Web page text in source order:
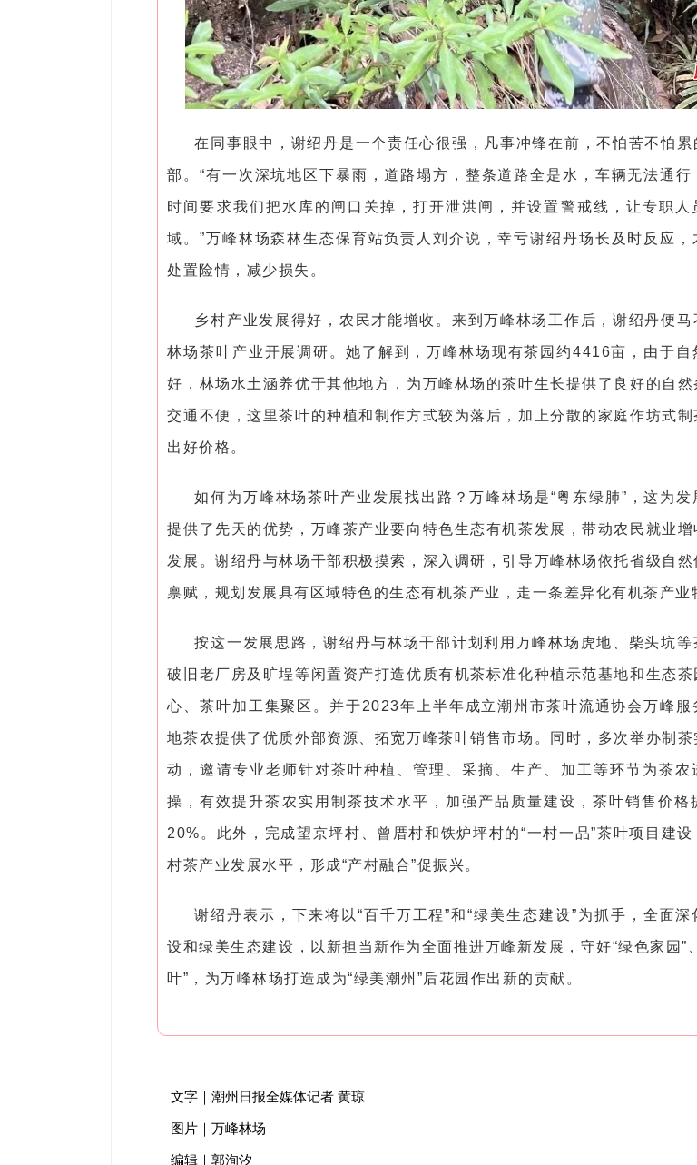
在同事眼中，谢绍丹是一个责任心很强，凡事冲锋在前，不怕苦不怕累
部。“有一次深坑地区下暴雨，道路塌方，整条道路全是水，车辆无法通行
时间要求我们把水库的闸口关掉，打开泄洪闸，并设置警戒线，让专职人
域。”万峰林场森林生态保育站负责人刘介说，幸亏谢绍丹场长及时反应，
处置险情，减少损失。
乡村产业发展得好，农民才能增收。来到万峰林场工作后，谢绍丹便马
林场茶叶产业开展调研。她了解到，万峰林场现有茶园约4416亩，由于自
好，林场水土涵养优于其他地方，为万峰林场的茶叶生长提供了良好的自然
交通不便，这里茶叶的种植和制作方式较为落后，加上分散的家庭作坊式制
出好价格。
如何为万峰林场茶叶产业发展找出路？万峰林场是“粤东绿肺”，这为发
提供了先天的优势，万峰茶产业要向特色生态有机茶发展，带动农民就业增
发展。谢绍丹与林场干部积极摸索，深入调研，引导万峰林场依托省级自然
禀赋，规划发展具有区域特色的生态有机茶产业，走一条差异化有机茶产业
按这一发展思路，谢绍丹与林场干部计划利用万峰林场虎地、柴头坑等
破旧老厂房及旷埕等闲置资产打造优质有机茶标准化种植示范基地和生态茶
心、茶叶加工集聚区。并于2023年上半年成立潮州市茶叶流通协会万峰服
地茶农提供了优质外部资源、拓宽万峰茶叶销售市场。同时，多次举办制茶
动，邀请专业老师针对茶叶种植、管理、采摘、生产、加工等环节为茶农
操，有效提升茶农实用制茶技术水平，加强产品质量建设，茶叶销售价格
20%。此外，完成望京坪村、曾厝村和铁炉坪村的“一村一品”茶叶项目建
村茶产业发展水平，形成“产村融合”促振兴。
谢绍丹表示，下来将以“百千万工程”和“绿美生态建设”为抓手，全面深
设和绿美生态建设，以新担当新作为全面推进万峰新发展，守好“绿色家园”
叶”，为万峰林场打造成为“绿美潮州”后花园作出新的贡献。
文字｜潮州日报全媒体记者 黄琼
图片｜万峰林场
编辑｜郭洵汐